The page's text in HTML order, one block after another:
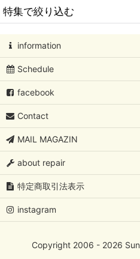
並び順:
特集で絞り込む
北欧アートコレクション
Oiva Toikka/オイバ・トイッカ
Oiva Toikka/オイバ・トイッカ/イ
フローラ/ファウナ/ツンドラ/カス
Kaj Franck/カイ・フランク
Rut Bryk/ルート・ブリュック
Lisa Larson/リサ・ラーソン
information
Schedule
facebook
Contact
MAIL MAGAZIN
about repair
特定商取引法表示
instagram
Copyright 2006 - 2026